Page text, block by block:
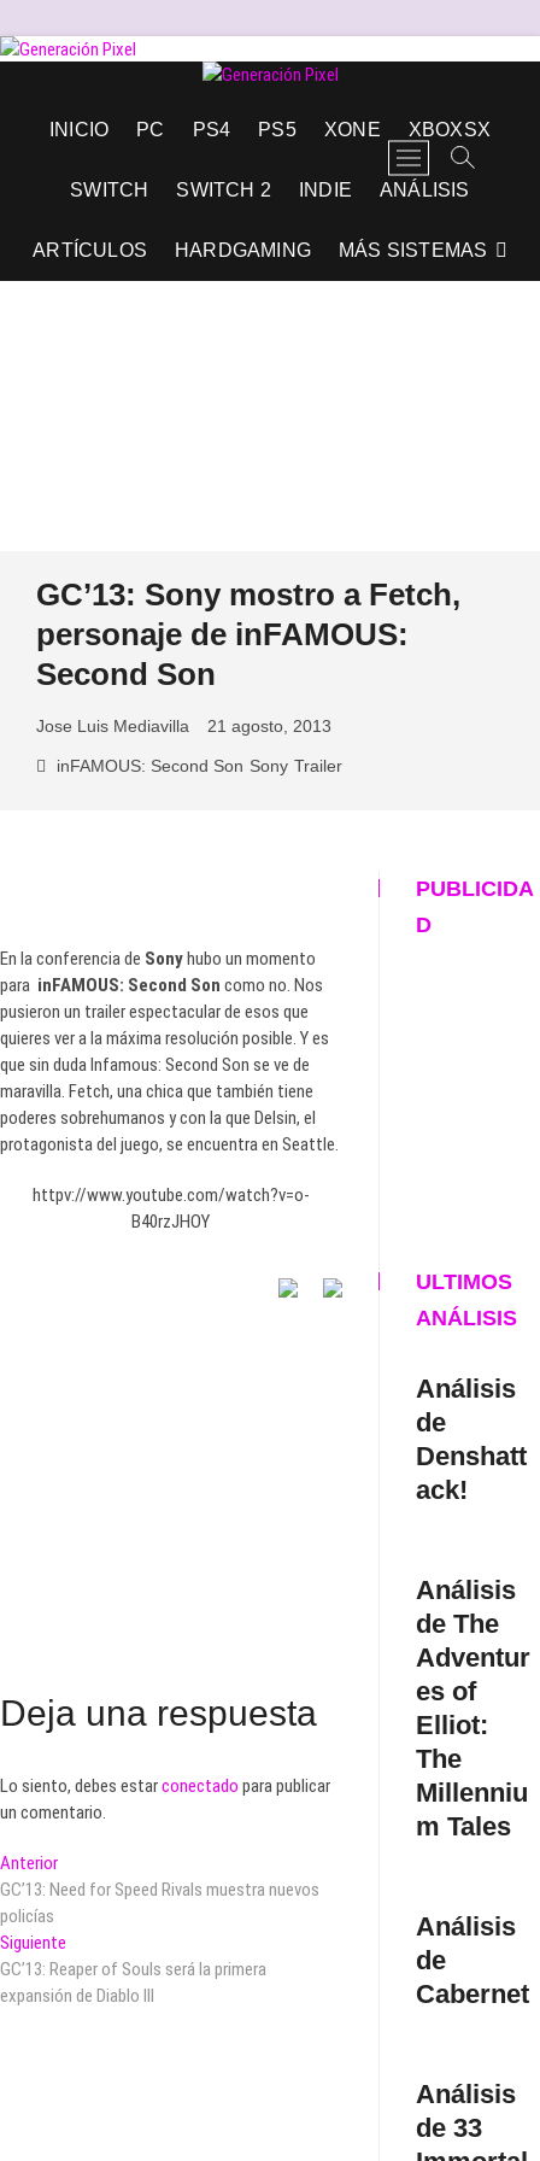
Saltar
Generación Pixel
EXPRESIÓN Y AMOR.
INICIO PC PS4 PS5 XONE XBOXSX
SWITCH SWITCH 2 INDIE ANÁLISIS
ARTÍCULOS HARDGAMING MÁS SISTEMAS
B
o
n
GC’13: Sony mostro a Fetch,
personaje de inFAMOUS:
Second Son
Jose Luis Mediavilla 21 agosto, 2013
inFAMOUS: Second Son Sony Trailer
En la conferencia de Sonyhubo un momento
para inFAMOUS: Second Son como no. Nos
pusieron un trailer espectacular de esos que
quieres ver a la máxima resolución posible. Y es
que sin duda Infamous: Second Son se ve de
maravilla. Fetch, una chica que también tiene
poderes sobrehumanos y con la que Delsin, el
protagonista del juego, se encuentra en Seattle.
httpv://www.youtube.com/watch?v=o-
B40rzJHOY
Deja una respuesta
Lo siento, debes estarconectado para publicar
un comentario.
Navegación
de
entradas
AnteriorEntrada
anterior:
GC’13: Need for Speed Rivals muestra nuevos
policías
Siguiente
siguiente:
GC’13: Reaper of Souls será la primera
expansión de Diablo III
PUBLICIDA
D
ULTIMOS
ANÁLISIS
Análisis
de
Denshatt
ack!
Análisis
de The
Adventur
es of
Elliot:
The
Millenniu
m Tales
Análisis
de
Cabernet
Análisis
de 33